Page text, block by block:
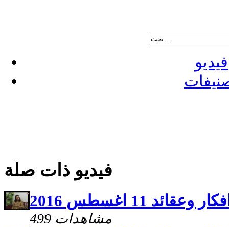
فيديو
فيديو ذات صلة
وعقائد 11 اغسطس 2016
499 مشاهدات